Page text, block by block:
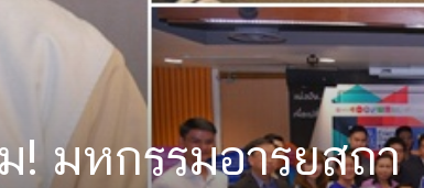
! มหกรรมอารยสถา